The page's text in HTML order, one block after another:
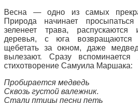
Весна — одно из самых
Природа начинает
зеленеет трава,
деревья, с юга
щебетать за окном, даже
вылезают. Сразу
стихотворение Самуила Маршака:
Пробирается медведь
Сквозь густой валежник.
Стали птицы песни петь